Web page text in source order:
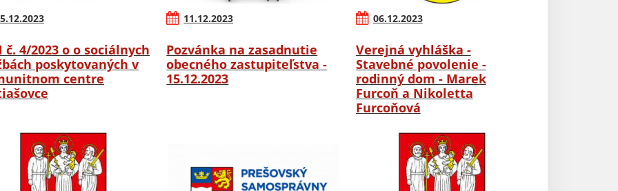
č. 4/2023 o o sociálnych
poskytovaných v
centre
11.12.2023
Pozvánka na zasadnutie
obecného zastupiteľstva -
15.12.2023
06.12.2023
Verejná vyhláška -
Stavebné povolenie -
rodinný dom - Marek
Furcoň a Nikoletta
Furcoňová